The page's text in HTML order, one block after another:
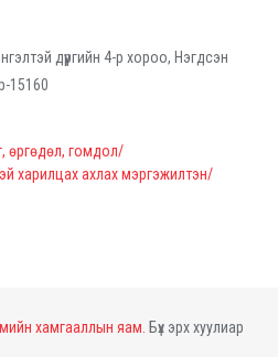
дүүргийн 4-р хороо, Нэгдсэн
15160
өргөдөл, гомдол/
харилцах ахлах мэргэжилтэн/
хамгааллын яам. Бүх эрх хуулиар